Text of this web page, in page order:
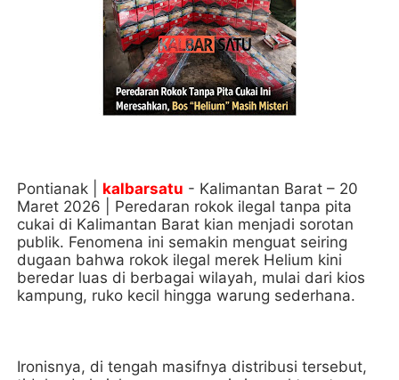
Pontianak | kalbarsatu - Kalimantan Barat – 20
Maret 2026 | Peredaran rokok ilegal tanpa pita
cukai di Kalimantan Barat kian menjadi sorotan
publik. Fenomena ini semakin menguat seiring
dugaan bahwa rokok ilegal merek Helium kini
beredar luas di berbagai wilayah, mulai dari kios
kampung, ruko kecil hingga warung sederhana.
Ironisnya, di tengah masifnya distribusi tersebut,